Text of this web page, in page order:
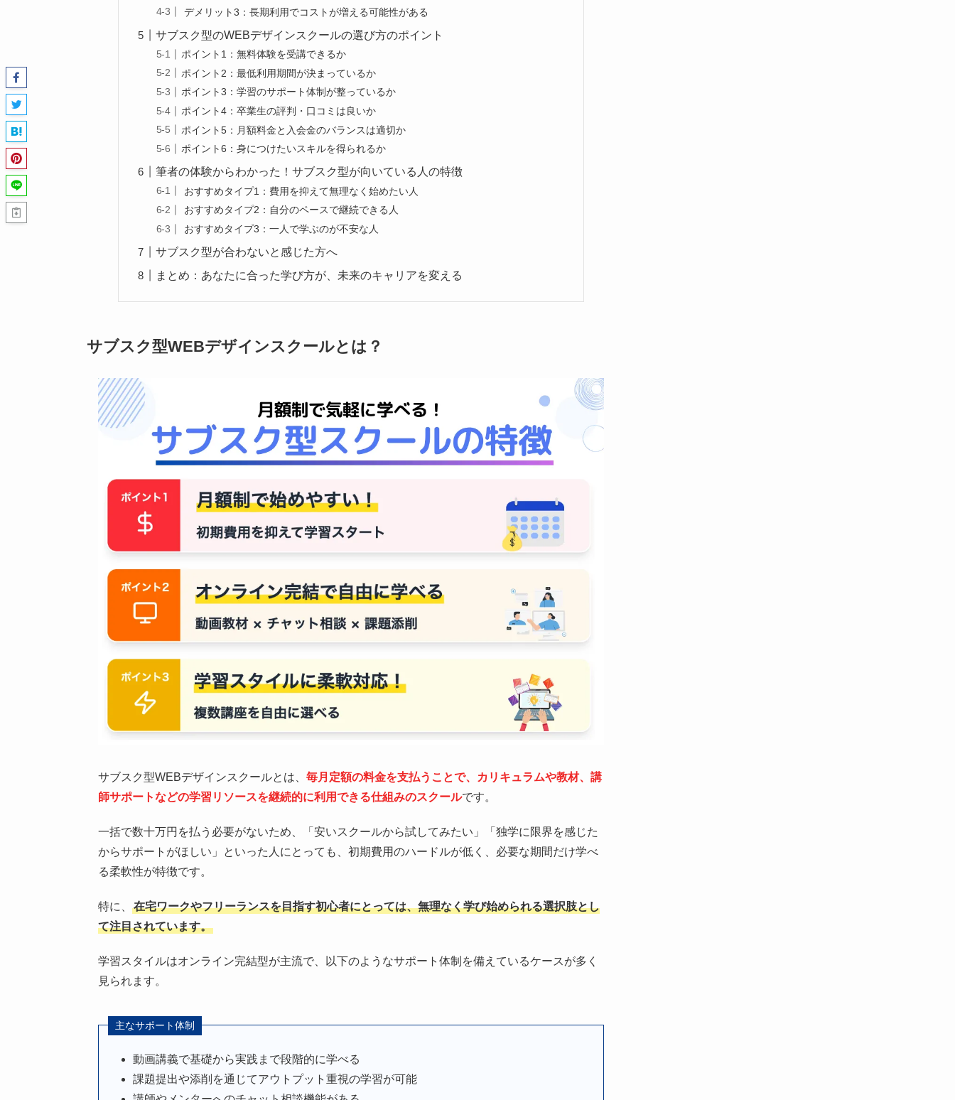
デメリット3：長期利用でコストが増える可能性がある
サブスク型のWEBデザインスクールの選び方のポイント
ポイント1：無料体験を受講できるか
ポイント2：最低利用期間が決まっているか
ポイント3：学習のサポート体制が整っているか
ポイント4：卒業生の評判・口コミは良いか
ポイント5：月額料金と入会金のバランスは適切か
ポイント6：身につけたいスキルを得られるか
筆者の体験からわかった！サブスク型が向いている人の特徴
おすすめタイプ1：費用を抑えて無理なく始めたい人
おすすめタイプ2：自分のペースで継続できる人
おすすめタイプ3：一人で学ぶのが不安な人
サブスク型が合わないと感じた方へ
まとめ：あなたに合った学び方が、未来のキャリアを変える
サブスク型WEBデザインスクールとは？
サブスク型WEBデザインスクールとは、 毎月定額の料金を支払うことで、カリキュラムや教材、講
師サポートなどの学習リソースを継続的に利用できる仕組みのスクールです。
一括で数十万円を払う必要がないため、「安いスクールから試してみたい」「独学に限界を感じた
からサポートがほしい」といった人にとっても、初期費用のハードルが低く、必要な期間だけ学べ
る柔軟性が特徴です。
特に、
在宅ワークやフリーランスを目指す初心者にとっては、無理なく学び始められる選択肢とし
て注目されています。
学習スタイルはオンライン完結型が主流で、以下のようなサポート体制を備えているケースが多く
見られます。
主なサポート体制
動画講義で基礎から実践まで段階的に学べる
課題提出や添削を通じてアウトプット重視の学習が可能